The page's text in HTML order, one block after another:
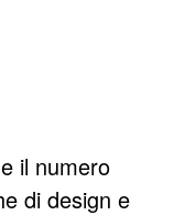
il numero
di design e